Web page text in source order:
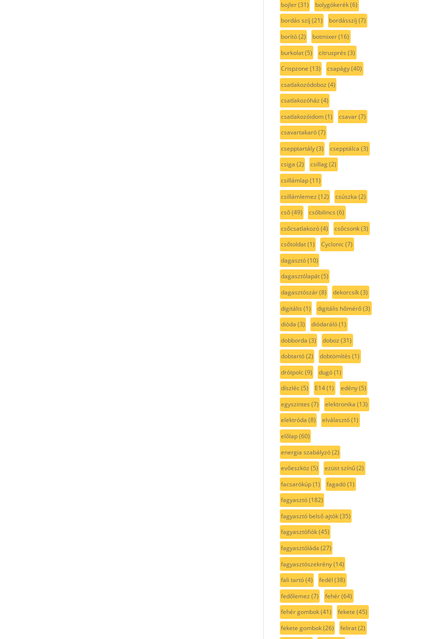
bojler(31) bolygókerék(6)
bordás szíj (21) bordásszíj (7)
borító(2) botmixer(16)
burkolat(5) citrusprés (3)
Crispzone (13) csapágy(40)
csatlakozódoboz (4)
csatlakozóház (4)
csatlakozóidom(1) csavar(7)
csavartakaró(7)
csepptartály(3) csepptálca (3)
csiga (2) csillag(2)
csillámlap(11)
csillámlemez (12) csúszka (2)
cső(49) csőbilincs (6)
csőcsatlakozó(4) csőcsonk(3)
csőtoldat(1) Cyclonic(7)
dagasztó(10)
dagasztólapát(5)
dagasztószár(8) dekorcsík(3)
digitális (1) digitális hőmérő(3)
dióda (3) diódaráló(1)
dobborda (3) doboz (31)
dobtartó(2) dobtömítés (1)
drótpolc(9) dugó(1)
díszléc(5) E14(1) edény(5)
egyszintes (7) elektronika (13)
elektróda (8) elválasztó(1)
előlap(60)
energia szabályzó(2)
evőeszköz (5) ezüst színű(2)
facsarókúp(1) fagadó(1)
fagyasztó(182)
fagyasztó belső ajtók(35)
fagyasztófiók(45)
fagyasztóláda (27)
fagyasztószekrény(14)
fali tartó(4) fedél (38)
fedőlemez (7) fehér(64)
fehér gombok(41) fekete (45)
fekete gombok(26) felirat(2)